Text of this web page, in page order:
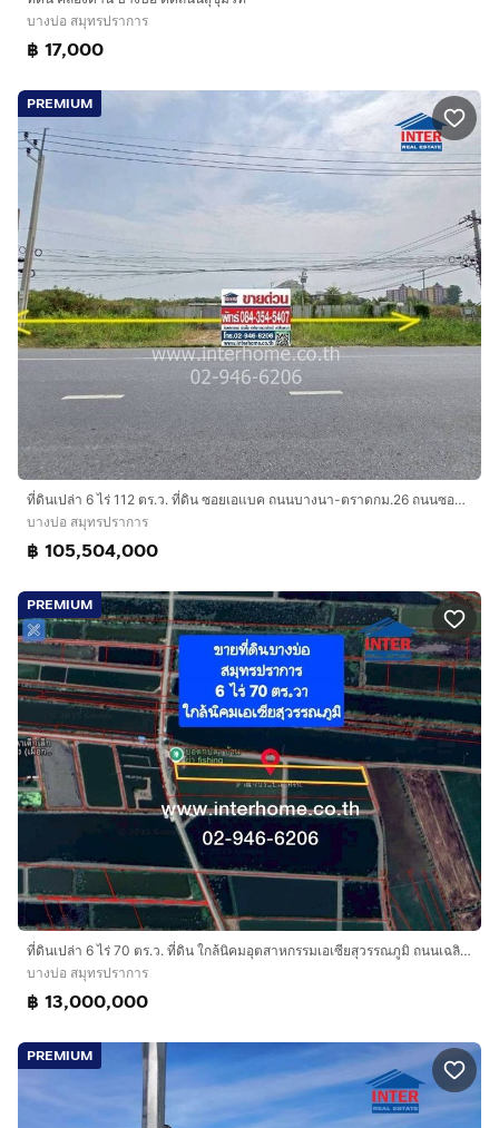
บางบ่อ สมุทรปราการ
฿ 17,000
PREMIUM
ที่ดินเปล่า 6 ไร่ 112 ตร.ว. ที่ดิน ซอยเอแบค ถนนบางนา-ตราดกม.26 ถนนซอยเอแบค บางบ่อ สมุทรปราการ
บางบ่อ สมุทรปราการ
฿ 105,504,000
PREMIUM
ที่ดินเปล่า 6 ไร่ 70 ตร.ว. ที่ดิน ใกล้นิคมอุตสาหกรรมเอเซียสุวรรณภูมิ ถนนเฉลิมพระเกียรติ ถนนบ้านระกาศคลองสวน บางบ่อ สมุทรปราการ
บางบ่อ สมุทรปราการ
฿ 13,000,000
PREMIUM